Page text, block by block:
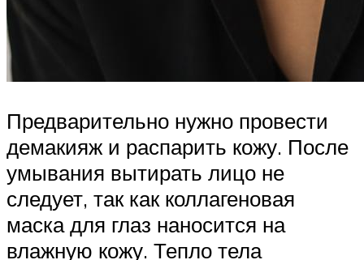
Предварительно нужно провести
демакияж и распарить кожу. После
умывания вытирать лицо не
следует, так как коллагеновая
маска для глаз наносится на
влажную кожу. Тепло тела